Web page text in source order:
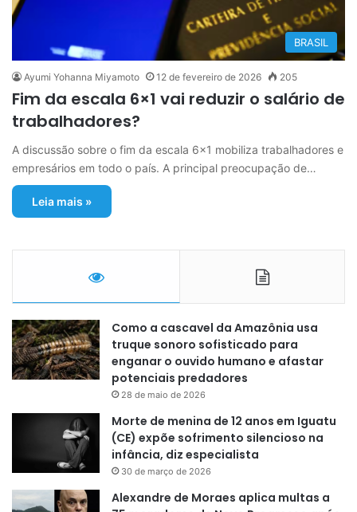
BRASIL
Ayumi Yohanna Miyamoto 12 de fevereiro de 2026 205
Fim da escala 6×1 vai reduzir o salário de
trabalhadores?
A discussão sobre o fim da escala 6×1 mobiliza trabalhadores e
empresários em todo o país. A principal preocupação de…
Leia mais »
Como a cascavel da Amazônia usa
truque sonoro sofisticado para
enganar o ouvido humano e afastar
potenciais predadores
28 de maio de 2026
Morte de menina de 12 anos em Iguatu
(CE) expõe sofrimento silencioso na
infância, diz especialista
30 de março de 2026
Alexandre de Moraes aplica multas a